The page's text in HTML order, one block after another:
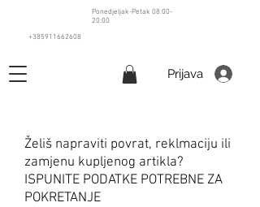
Prijava
+385911662608
Ponedjeljak-Petak 08:00-
20:00
Želiš napraviti povrat, reklmaciju ili
zamjenu kupljenog artikla?
ISPUNITE PODATKE POTREBNE ZA
POKRETANJE